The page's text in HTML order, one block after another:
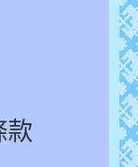
款